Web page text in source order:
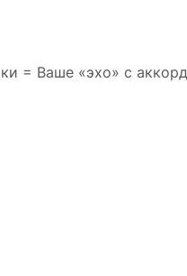
= Ваше «эхо» с